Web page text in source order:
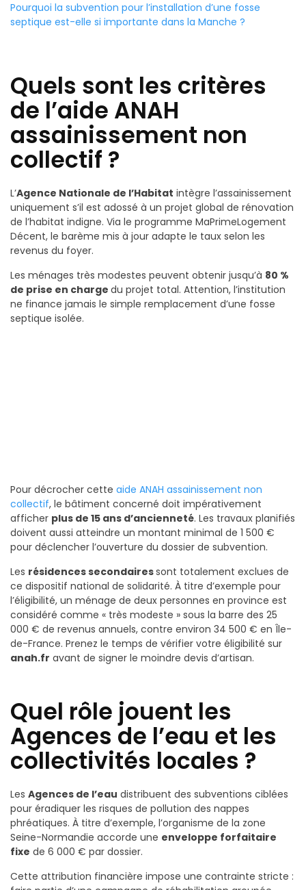
Pourquoi la subvention pour l’installation d’une fosse
septique est-elle si importante dans la Manche ?
Quels sont les critères
de l’aide ANAH
assainissement non
collectif ?
L’Agence Nationale de l’Habitat intègre l’assainissement
uniquement s’il est adossé à un projet global de rénovation
de l’habitat indigne. Via le programme MaPrimeLogement
Décent, le barème mis à jour adapte le taux selon les
revenus du foyer.
Les ménages très modestes peuvent obtenir jusqu’à 80 %
de prise en charge du projet total. Attention, l’institution
ne finance jamais le simple remplacement d’une fosse
septique isolée.
Pour décrocher cette aide ANAH assainissement non
collectif, le bâtiment concerné doit impérativement
afficher plus de 15 ans d’ancienneté. Les travaux planifiés
doivent aussi atteindre un montant minimal de 1 500 €
pour déclencher l’ouverture du dossier de subvention.
Les résidences secondairessont totalement exclues de
ce dispositif national de solidarité. À titre d’exemple pour
l’éligibilité, un ménage de deux personnes en province est
considéré comme « très modeste » sous la barre des 25
000 € de revenus annuels, contre environ 34 500 € en Île-
de-France. Prenez le temps de vérifier votre éligibilité sur
anah.fr avant de signer le moindre devis d’artisan.
Quel rôle jouent les
Agences de l’eau et les
collectivités locales ?
Les Agences de l’eau distribuent des subventions ciblées
pour éradiquer les risques de pollution des nappes
phréatiques. À titre d’exemple, l’organisme de la zone
Seine-Normandie accorde une enveloppe forfaitaire
fixe de 6 000 € par dossier.
Cette attribution financière impose une contrainte stricte :